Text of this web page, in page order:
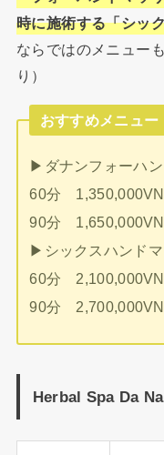
時に施術する「シッ
ならではのメニュー
り）
おすすめメニュー
▶︎ダナンフォーハ
60分
90分
▶︎シックスハンド
60分
90分
Herbal Spa Da